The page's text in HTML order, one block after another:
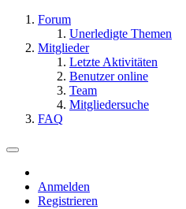
Forum
Unerledigte Themen
Mitglieder
Letzte Aktivitäten
Benutzer online
Team
Mitgliedersuche
FAQ
Anmelden
Registrieren